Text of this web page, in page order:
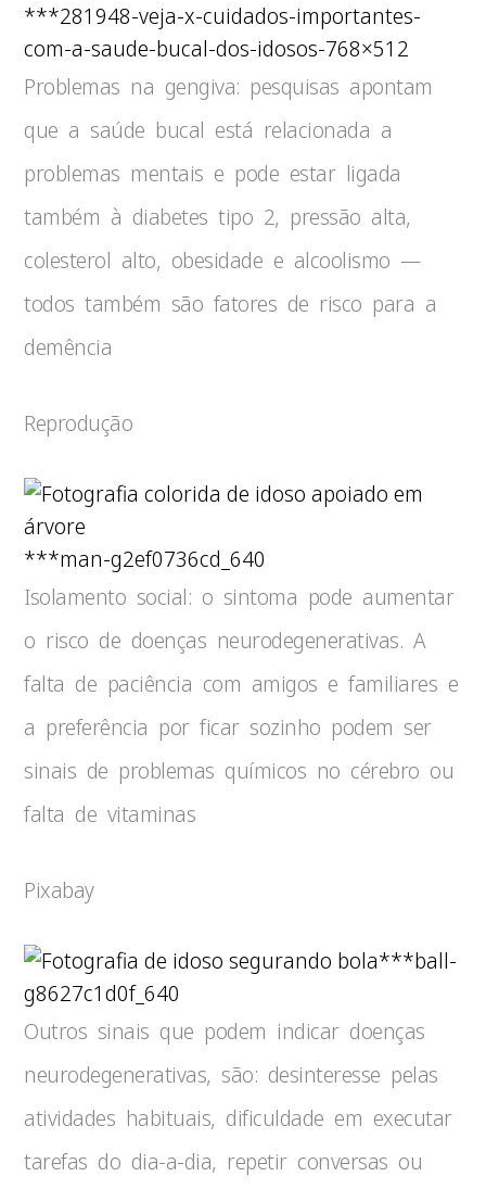
***281948-veja-x-cuidados-importantes-
com-a-saude-bucal-dos-idosos-768×512
Problemas na gengiva: pesquisas apontam
que a saúde bucal está relacionada a
problemas mentais e pode estar ligada
também à diabetes tipo 2, pressão alta,
colesterol alto, obesidade e alcoolismo —
todos também são fatores de risco para a
demência
Reprodução
***man-g2ef0736cd_640
Isolamento social: o sintoma pode aumentar
o risco de doenças neurodegenerativas. A
falta de paciência com amigos e familiares e
a preferência por ficar sozinho podem ser
sinais de problemas químicos no cérebro ou
falta de vitaminas
Pixabay
***ball-
g8627c1d0f_640
Outros sinais que podem indicar doenças
neurodegenerativas, são: desinteresse pelas
atividades habituais, dificuldade em executar
tarefas do dia-a-dia, repetir conversas ou